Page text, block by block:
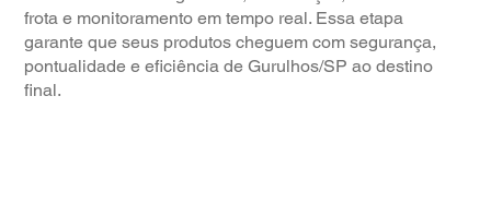
frota e monitoramento em tempo real. Essa etapa
garante que seus produtos cheguem com segurança,
pontualidade e eficiência de Gurulhos/SP ao destino
final.